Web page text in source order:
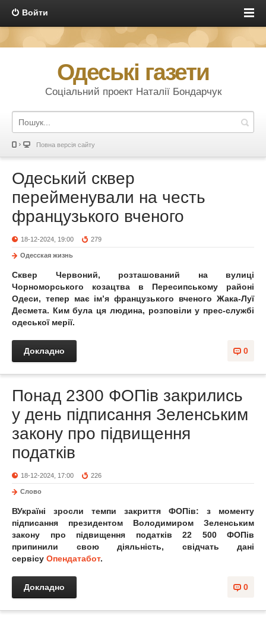
Войти
Одеські газети
Соціальний проект Наталії Бондарчук
Повна версія сайту
Одеський сквер
перейменували на честь
французького вченого
18-12-2024, 19:00 279
Одесская жизнь
Сквер Червоний, розташований на вулиці
Чорноморського козацтва в Пересипському районі
Одеси, тепер має ім’я французького вченого Жака-Луї
Десмета. Ким була ця людина, розповіли у прес-службі
одеської мерії.
0
Докладно
Понад 2300 ФОПів закрились
у день підписання Зеленським
закону про підвищення
податків
18-12-2024, 17:00 226
Слово
ВУкраїні зросли темпи закриття ФОПів: з моменту
підписання президентом Володимиром Зеленським
закону про підвищення податків 22 500 ФОПів
припинили свою діяльність, свідчать дані
сервісу Опендатабот.
0
Докладно